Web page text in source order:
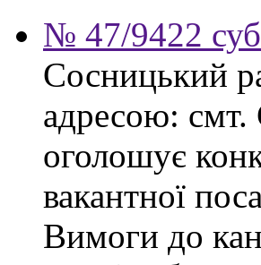
№ 47/9422
Сосницький
адресою: смт.
оголошує
вакантної
Вимоги до